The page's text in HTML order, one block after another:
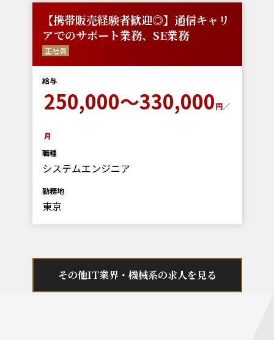
【携帯販売経験者歓迎◎】通信キャリ
アでのサポート業務、SE業務
正社員
給与
250,000～330,000円／
月
職種
システムエンジニア
勤務地
東京
その他IT業界・機械系の求人を見る